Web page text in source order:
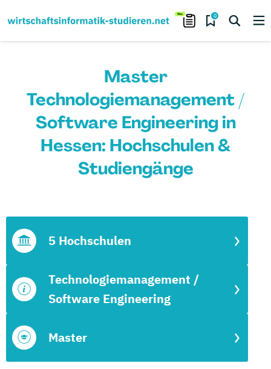
0
Master
Technologiemanagement /
Software Engineering in
Hessen: Hochschulen &
Studiengänge
Master
Technologiemanagement /
Software Engineering
5 Hochschulen